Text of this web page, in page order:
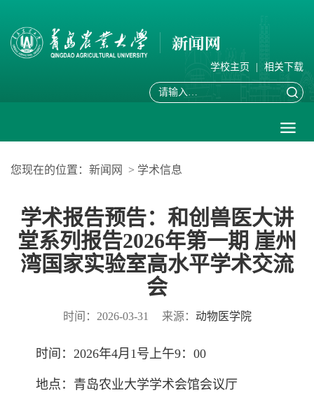
学校主页 相关下载
您现在的位置： 新闻网 > 学术信息
学术报告预告：和创兽医大讲
堂系列报告2026年第一期 崖州
湾国家实验室高水平学术交流
会
时间：2026-03-31 来源： 动物医学院
时间：2026年4月1号上午9：00
地点：青岛农业大学学术会馆会议厅